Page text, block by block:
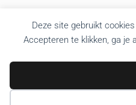
Deze site gebruikt
Accepteren te klikken, ga je